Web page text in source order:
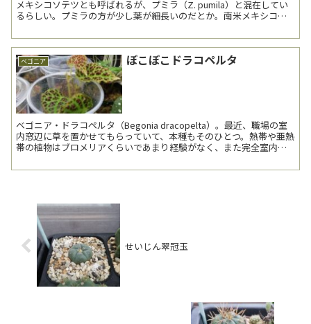
メキシコソテツとも呼ばれるが、プミラ（Z. pumila）と混在してい
るらしい。プミラの方が少し葉が細長いのだとか。南米メキシコの
ベゴニア ぼこぼこドラコペルタ
ベゴニア・ドラコペルタ（Begonia dracopelta）。最近、職場の室
内窓辺に草を置かせてもらっていて、本種もそのひとつ。熱帯や亜熱
帯の植物はブロメリアくらいであまり経験がなく、また完全室内と
せいじん翠冠玉